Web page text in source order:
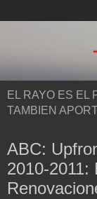
EL RAYO ES EL
TAMBIEN
ABC:
2010-2011: